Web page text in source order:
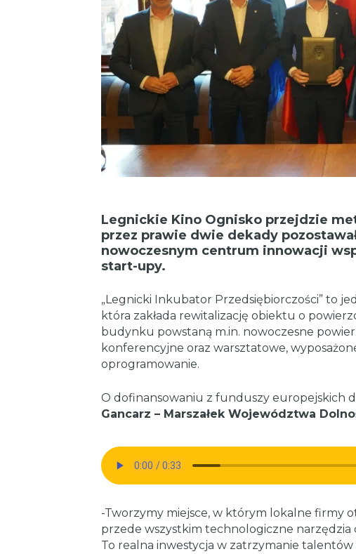
Legnickie Kino Ognisko przejdzie
przez prawie dwie dekady
nowoczesnym centrum innowacji
start-upy.
„Legnicki Inkubator Przedsiębiorczości” to
która zakłada rewitalizację obiektu o
budynku powstaną m.in. nowoczesne
konferencyjne oraz warsztatowe,
oprogramowanie.
O dofinansowaniu z funduszy europejskich
Gancarz – Marszałek Województwa
-Tworzymy miejsce, w którym lokalne firmy
przede wszystkim technologiczne narzędzia
To realna inwestycja w zatrzymanie